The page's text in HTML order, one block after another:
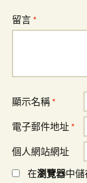
留言 *
顯示名稱 *
電子郵件地址 *
個人網站網址
在瀏覽器中